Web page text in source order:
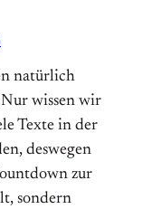
natürlich
wissen wir
Texte in der
deswegen
zur
sondern